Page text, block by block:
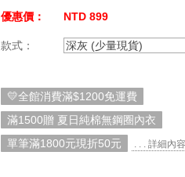
優惠價： NTD 899
款式： 深灰 (少量現貨)
💛全館消費滿$1200免運費
滿1500贈 夏日純棉無鋼圈內衣
單筆滿1800元現折50元
. . . 詳細內容